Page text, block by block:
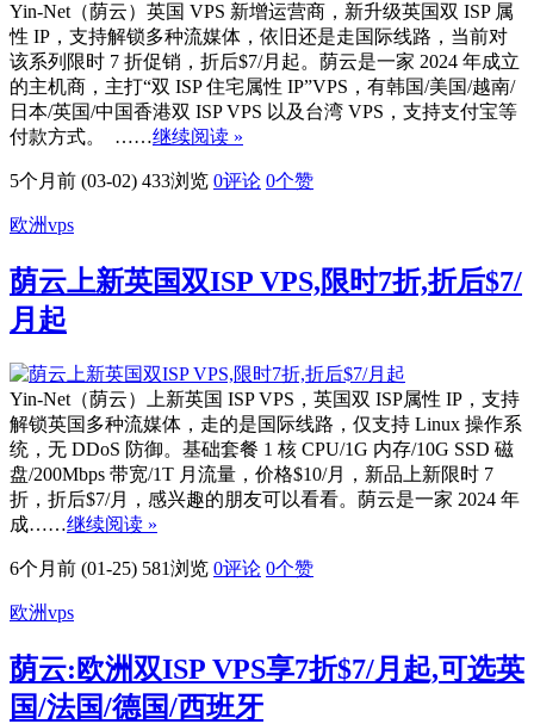
Yin-Net（荫云）英国 VPS 新增运营商，新升级英国双 ISP 属
性 IP，支持解锁多种流媒体，依旧还是走国际线路，当前对
该系列限时 7 折促销，折后$7/月起。荫云是一家 2024 年成立
的主机商，主打“双 ISP 住宅属性 IP”VPS，有韩国/美国/越南/
日本/英国/中国香港双 ISP VPS 以及台湾 VPS，支持支付宝等
付款方式。 ……继续阅读 »
5个月前 (03-02) 433浏览 0评论 0个赞
欧洲vps
荫云上新英国双ISP VPS,限时7折,折后$7/
月起
Yin-Net（荫云）上新英国 ISP VPS，英国双 ISP属性 IP，支持
解锁英国多种流媒体，走的是国际线路，仅支持 Linux 操作系
统，无 DDoS 防御。基础套餐 1 核 CPU/1G 内存/10G SSD 磁
盘/200Mbps 带宽/1T 月流量，价格$10/月，新品上新限时 7
折，折后$7/月，感兴趣的朋友可以看看。荫云是一家 2024 年
成……继续阅读 »
6个月前 (01-25) 581浏览 0评论 0个赞
欧洲vps
荫云:欧洲双ISP VPS享7折$7/月起,可选英
国/法国/德国/西班牙